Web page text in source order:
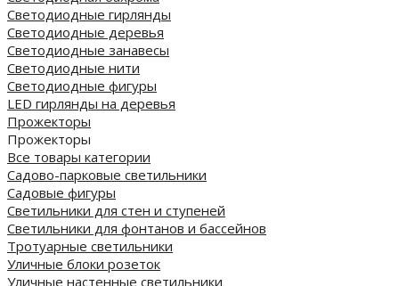
Светодиодные гирлянды
Светодиодные деревья
Светодиодные занавесы
Светодиодные нити
Светодиодные фигуры
LED гирлянды на деревья
Прожекторы
Прожекторы
Все товары категории
Садово-парковые светильники
Садовые фигуры
Светильники для стен и ступеней
Светильники для фонтанов и бассейнов
Тротуарные светильники
Уличные блоки розеток
Уличные настенные светильники